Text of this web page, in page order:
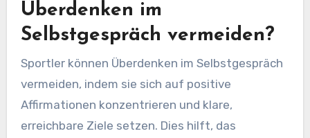
Überdenken im
Selbstgespräch vermeiden?
Sportler können Überdenken im Selbstgespräch
vermeiden, indem sie sich auf positive
Affirmationen konzentrieren und klare,
erreichbare Ziele setzen. Dies hilft, das